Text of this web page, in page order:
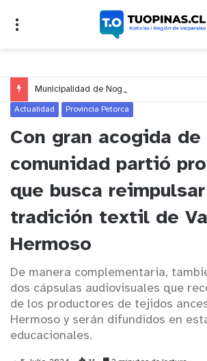
Actualidad Provincia Petorca
Con gran acogida de
comunidad partió
que busca
tradición textil de
Hermoso
De manera complementaria,
dos cápsulas audiovisuales que
de los productores de tejidos
Hermoso y serán difundidos en
educacionales.